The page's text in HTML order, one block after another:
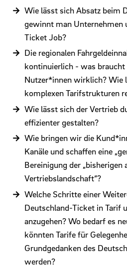
Wie lässt sich Absatz beim
gewinnt man Unternehmen
Ticket Job?
Die regionalen
kontinuierlich - was braucht
Nutzer*innen wirklich? Wie
komplexen Tarifstrukturen
Wie lässt sich der Vertrieb
effizienter gestalten?
Wie bringen wir die
Kanäle und schaffen eine
Bereinigung der „bisherigen
Vertriebslandschaft“?
Welche Schritte einer
Deutschland-Ticket in Tarif
anzugehen? Wo bedarf es
könnten Tarife für
Grundgedanken des
werden?